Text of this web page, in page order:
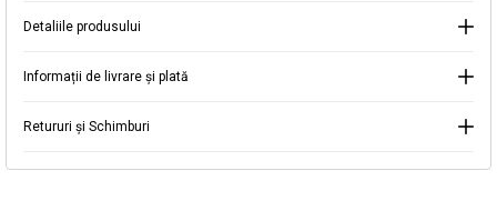
Detaliile produsului
Informații de livrare și plată
Retururi și Schimburi
Selectați Judet